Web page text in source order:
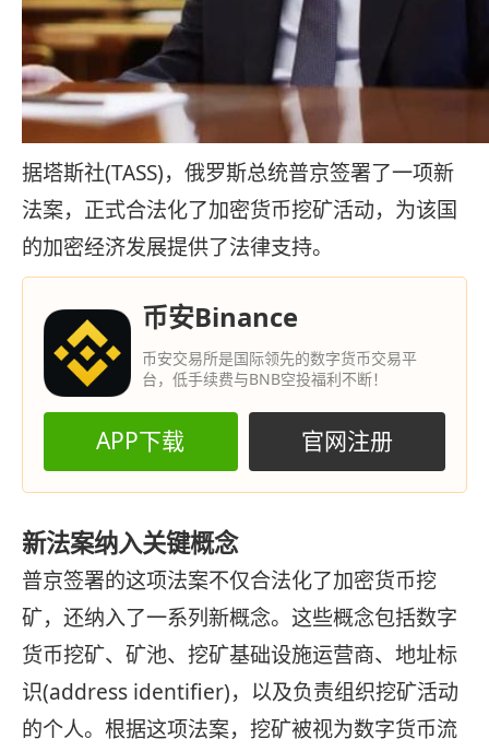
据塔斯社(TASS)，俄罗斯总统普京签署了一项新
法案，正式合法化了加密货币挖矿活动，为该国
的加密经济发展提供了法律支持。
币安Binance
币安交易所是国际领先的数字货币交易平
台，低手续费与BNB空投福利不断！
APP下载 官网注册
新法案纳入关键概念
普京签署的这项法案不仅合法化了加密货币挖
矿，还纳入了一系列新概念。这些概念包括数字
货币挖矿、矿池、挖矿基础设施运营商、地址标
识(address identifier)，以及负责组织挖矿活动
的个人。根据这项法案，挖矿被视为数字货币流